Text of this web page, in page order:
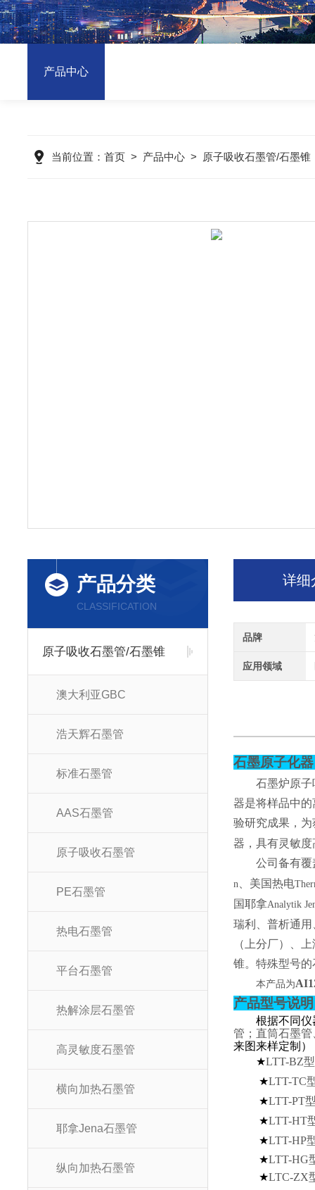
产品中心
当前位置： 首页 > 产品中心 > 原子吸收石墨管/石墨锥
产品分类
CLASSIFICATION
原子吸收石墨管/石墨锥
澳大利亚GBC
浩天辉石墨管
标准石墨管
AAS石墨管
原子吸收石墨管
PE石墨管
热电石墨管
平台石墨管
热解涂层石墨管
高灵敏度石墨管
横向加热石墨管
耶拿Jena石墨管
纵向加热石墨管
详细
品牌
应用领域
石墨原子化
石墨炉原
器是将样品中
验研究成果，
器，具有灵敏
公司备有
n 、美国热电
国耶拿Analytik
瑞利、普析通
（上分厂）、
锥。特殊型号
本产品为
产品型号说明
根据不同
管；直筒石墨
来图来样定制）
★LTT-BZ
★LTT-TC
★LTT-PT
★LTT-HT
★LTT-HP
★LTT-HG
★LTC-ZX